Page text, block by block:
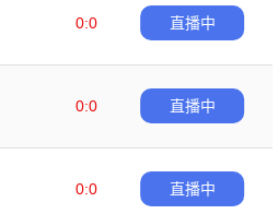
0:0
直播中
0:0
直播中
0:0
直播中